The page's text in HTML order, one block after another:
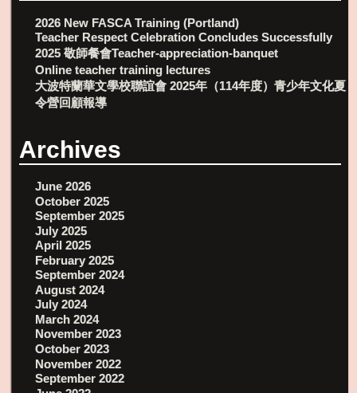
2026 New FASCA Training (Portland)
Teacher Respect Celebration Concludes Successfully
2025 敬師餐會Teacher-appreciation-banquet
Online teacher training lectures
大波特蘭華文學校聯誼會 2025年（114年度）青少年文化夏
令營回顧報導
Archives
June 2026
October 2025
September 2025
July 2025
April 2025
February 2025
September 2024
August 2024
July 2024
March 2024
November 2023
October 2023
November 2022
September 2022